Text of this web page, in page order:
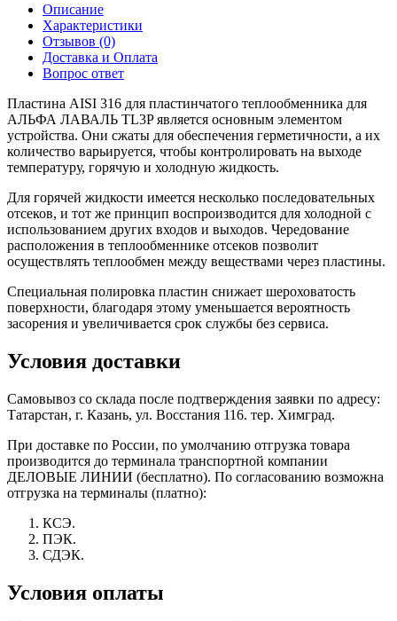
Описание
Характеристики
Отзывов (0)
Доставка и Оплата
Вопрос ответ
Пластина AISI 316 для пластинчатого теплообменника для
АЛЬФА ЛАВАЛЬ TL3P является основным элементом
устройства. Они сжаты для обеспечения герметичности, а их
количество варьируется, чтобы контролировать на выходе
температуру, горячую и холодную жидкость.
Для горячей жидкости имеется несколько последовательных
отсеков, и тот же принцип воспроизводится для холодной с
использованием других входов и выходов. Чередование
расположения в теплообменнике отсеков позволит
осуществлять теплообмен между веществами через пластины.
Специальная полировка пластин снижает шероховатость
поверхности, благодаря этому уменьшается вероятность
засорения и увеличивается срок службы без сервиса.
Условия доставки
Самовывоз со склада после подтверждения заявки по адресу:
Татарстан, г. Казань, ул. Восстания 116. тер. Химград.
При доставке по России, по умолчанию отгрузка товара
производится до терминала транспортной компании
ДЕЛОВЫЕ ЛИНИИ (бесплатно). По согласованию возможна
отгрузка на терминалы (платно):
КСЭ.
ПЭК.
СДЭК.
Условия оплаты